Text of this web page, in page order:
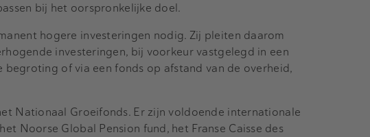
bij het oorspronkelijke doel.
hogere investeringen nodig. Zij pleiten daarom
investeringen, bij voorkeur vastgelegd in een
of via een fonds op afstand van de overheid,
Nationaal Groeifonds. Er zijn voldoende internationale
Noorse Global Pension fund, het Franse Caisse des